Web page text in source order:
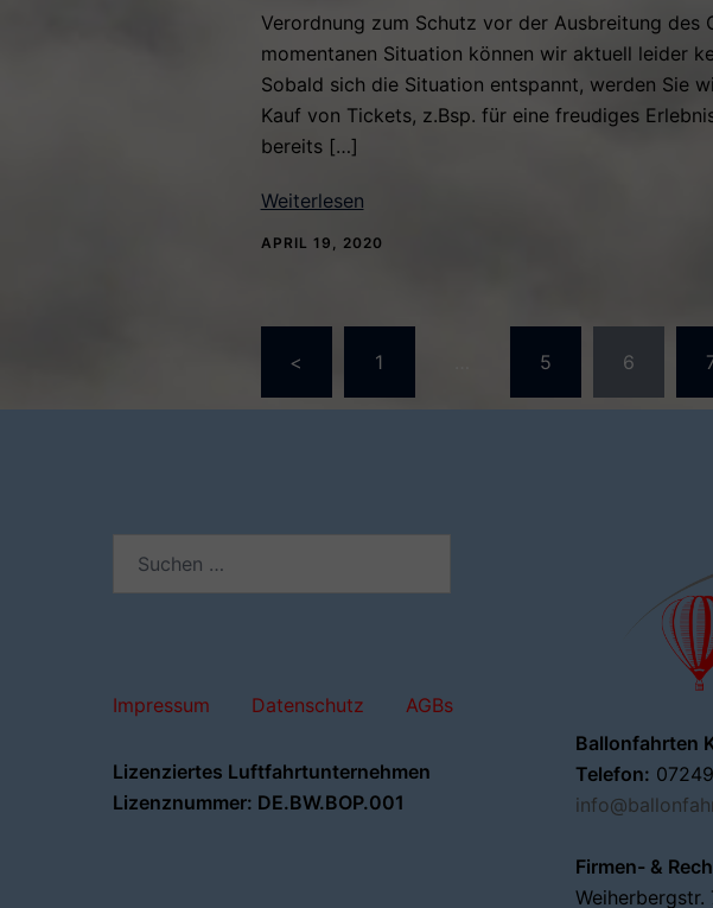
Verordnung zum Schutz vor der Ausbreitung des
momentanen Situation können wir aktuell leider
Sobald sich die Situation entspannt, werden Sie
Kauf von Tickets, z.Bsp. für eine freudiges
bereits […]
Weiterlesen
APRIL 19, 2020
Seitennummerierung
der
< 1 5 6
Impressum Datenschutz AGBs
Lizenziertes Luftfahrtunternehmen
Lizenznummer: DE.BW.BOP.001
Ballonfahrten
Telefon:
Firmen- &
Weiherbergstr.